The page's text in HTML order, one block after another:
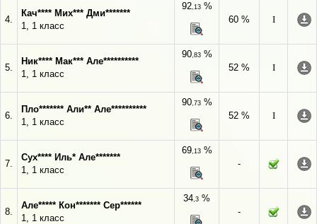
4.
Кач**** Мих*** Дми*******
1, 1 класс
92,13%
60 %
I
5.
Ник**** Мак*** Але**********
1, 1 класс
90,83%
52 %
I
6.
Пло******* Али** Але**********
1, 1 класс
90,73%
52 %
I
7.
Сух**** Иль* Але*******
1, 1 класс
69,13%
-
8.
Але***** Кон******* Сер******
1, 1 класс
34,3 %
-